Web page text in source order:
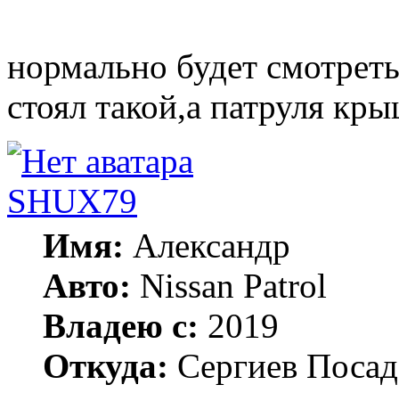
нормально будет
стоял такой,а патруля
SHUX79
Имя: Александр
Авто: Nissan Patrol
Владею с: 2019
Откуда: Сергиев